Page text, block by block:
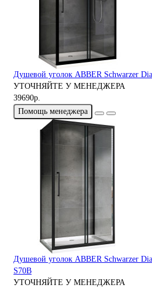
Душевой уголок ABBER Schwarzer
УТОЧНЯЙТЕ У МЕНЕДЖЕРА
39690р.
Помощь менеджера
Душевой уголок ABBER Schwarzer
S70B
УТОЧНЯЙТЕ У МЕНЕДЖЕРА